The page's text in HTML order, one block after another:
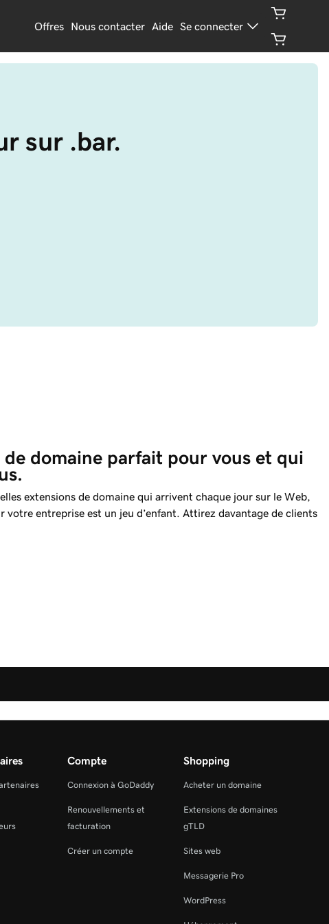
Offres Nous contacter Aide Se connecter
sur .bar.
de domaine parfait pour vous et qui
extensions de domaine qui arrivent chaque jour sur le Web,
votre entreprise est un jeu d’enfant. Attirez davantage de clients
Compte
Connexion à GoDaddy
Renouvellements et
facturation
Créer un compte
Shopping
Acheter un domaine
Extensions de domaines
gTLD
Sites web
Messagerie Pro
WordPress